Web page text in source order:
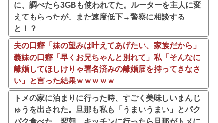
に、調べたら3GBも使われてた。ルーターを主人に変
えてもらったが、また速度低下→警察に相談する
と！？
夫の口癖「妹の望みは叶えてあげたい、家族だから」
義妹の口癖「早くお兄ちゃんと別れて」私「そんなに
離婚してほしけりゃ署名済みの離婚届を持ってきなさ
い」と言った結果ｗｗｗｗｗ
トメの家に泊まりに行った時、すごく美味しいまんじ
ゅうを出された。旦那も私も「うまいうまい」とパク
パク食べた。翌朝、キッチンに行ったら旦那がトメに